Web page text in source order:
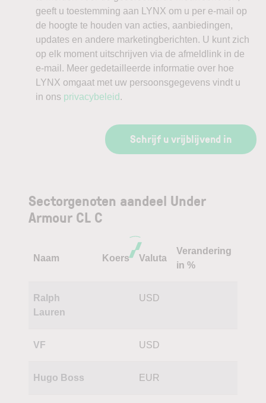
geeft u toestemming aan LYNX om u per e-mail op
de hoogte te houden van acties, aanbiedingen,
updates en andere marketingberichten. U kunt zich
op elk moment uitschrijven via de afmeldlink in de
e-mail. Meer gedetailleerde informatie over hoe
LYNX omgaat met uw persoonsgegevens vindt u
in ons privacybeleid .
Schrijf u vrijblijvend in
Sectorgenoten aandeel Under
Armour CL C
Naam Koers Valuta
Verandering
in %
Ralph
Lauren
USD
VF USD
Hugo Boss EUR